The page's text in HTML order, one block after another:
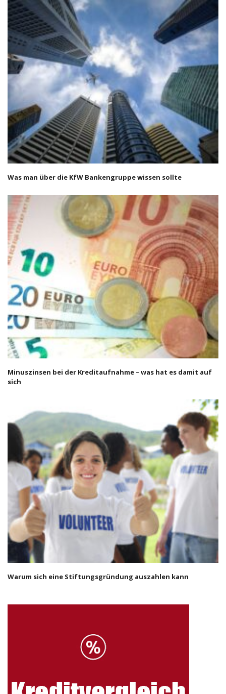
Was man über die KfW Bankengruppe wissen sollte
Minuszinsen bei der Kreditaufnahme – was hat es damit auf
sich
Warum sich eine Stiftungsgründung auszahlen kann